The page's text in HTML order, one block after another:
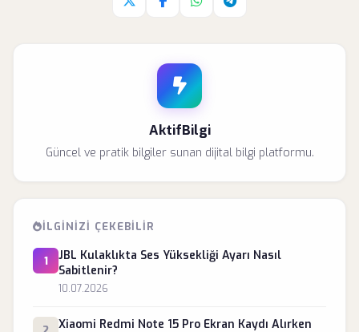
Twitter'da paylaş
Facebook'da paylaş
Whatsapp'da paylaş
Telegram'da paylaş
AktifBilgi
Güncel ve pratik bilgiler sunan dijital bilgi platformu.
İLGINIZI ÇEKEBILIR
1
JBL Kulaklıkta Ses Yüksekliği Ayarı Nasıl
Sabitlenir?
10.07.2026
Xiaomi Redmi Note 15 Pro Ekran Kaydı Alırken